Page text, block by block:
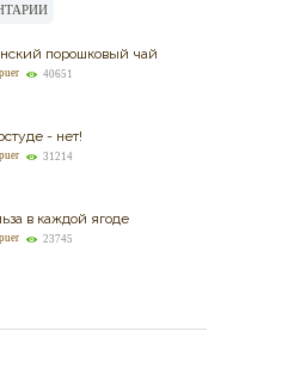
порошковый чай
puer 40651
- нет!
puer 31214
в каждой ягоде
puer 23745